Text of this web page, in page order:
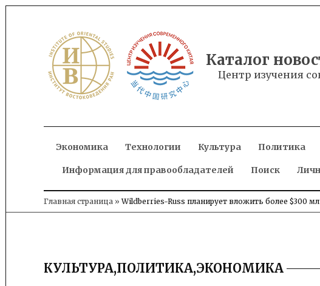
content
Каталог
Центр изучения
Экономика Технологии Культура Политика
Информация для правообладателей Поиск
Главная страница »Wildberries-Russ планирует вложить более $300
POSTED
КУЛЬТУРА,ПОЛИТИКА,ЭКОНОМИКА